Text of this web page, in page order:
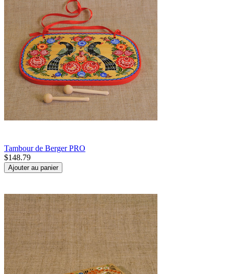
Tambour de Berger PRO
$148.79
Ajouter au panier